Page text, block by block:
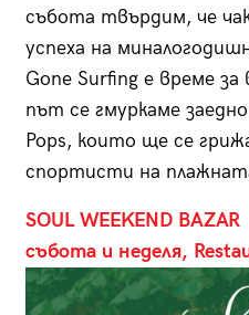
събота твърдим, че
успеха на
Gone Surfing е време
път се гмуркаме
Pops, които ще се
спортисти на
SOUL WEEKEND BAZAR
събота и неделя,